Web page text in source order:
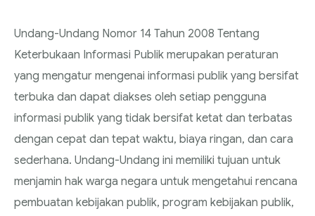
Undang-Undang Nomor 14 Tahun 2008 Tentang
Keterbukaan Informasi Publik merupakan peraturan
yang mengatur mengenai informasi publik yang bersifat
terbuka dan dapat diakses oleh setiap pengguna
informasi publik yang tidak bersifat ketat dan terbatas
dengan cepat dan tepat waktu, biaya ringan, dan cara
sederhana. Undang-Undang ini memiliki tujuan untuk
menjamin hak warga negara untuk mengetahui rencana
pembuatan kebijakan publik, program kebijakan publik,